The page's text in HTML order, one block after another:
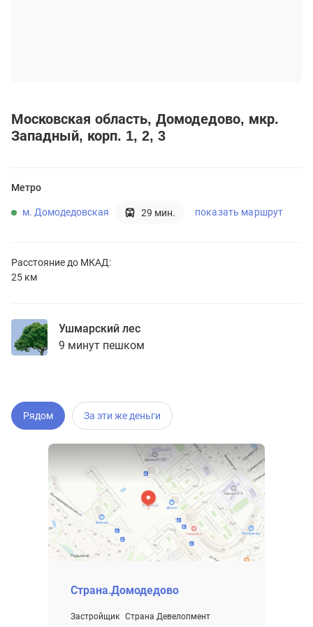
Московская область Домодедово мкр.
Западный, корп. 1, 2, 3
Метро
м. Домодедовская 29 мин. показать маршрут
Расстояние до МКАД:
25 км
Ушмарский лес
9 минут пешком
Рядом За эти же деньги
Страна.Домодедово
Застройщик Страна Девелопмент